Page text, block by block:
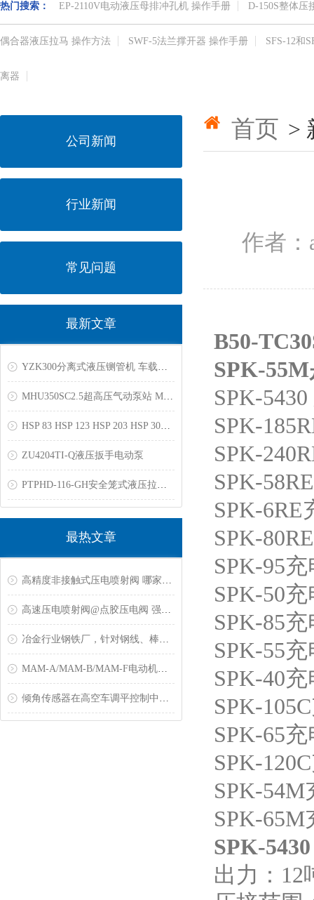
热门搜索： EP-2110V电动液压母排冲孔机 操作手册 D-150S整体压
偶合器液压拉马 操作方法 SWF-5法兰撑开器 操作手册 SFS-12和
离器
公司新闻
行业新闻
常见问题
最新文章
YZK300分离式液压铡管机 车载式液压拔轮器 气动悬浮平衡器
MHU350SC2.5超高压气动泵站 MHU189MC2.0柱塞液压泵
HSP 83 HSP 123 HSP 203 HSP 303 液压拉马
ZU4204TI-Q液压扳手电动泵
PTPHD-116-GH安全笼式液压拉马50T
最热文章
高精度非接触式压电喷射阀 哪家质量好
高速压电喷射阀@点胶压电阀 强力推荐
冶金行业钢铁厂，针对钢线、棒材测温解决方案
MAM-A/MAM-B/MAM-F电动机保护器常见故障
倾角传感器在高空车调平控制中的应用
首页 >
作者：
B50-
SPK-
SPK-5430
SPK-
SPK-
SPK-58RE
SPK-6RE
SPK-80RE
SPK-95充
SPK-50充
SPK-85充
SPK-55充
SPK-40充
SPK-105C
SPK-65充
SPK-120C
SPK-54M
SPK-65M
SPK-
出力：12